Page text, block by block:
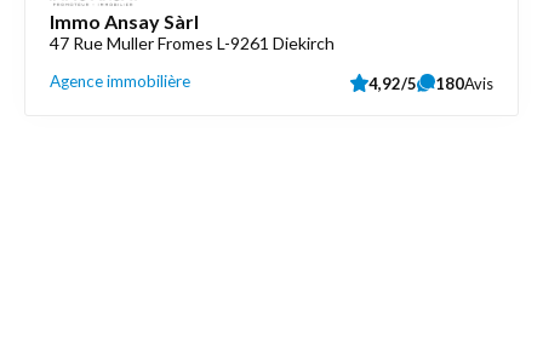
Immo Ansay Sàrl
47 Rue Muller Fromes L-9261 Diekirch
Agence immobilière 4,92/5 180Avis